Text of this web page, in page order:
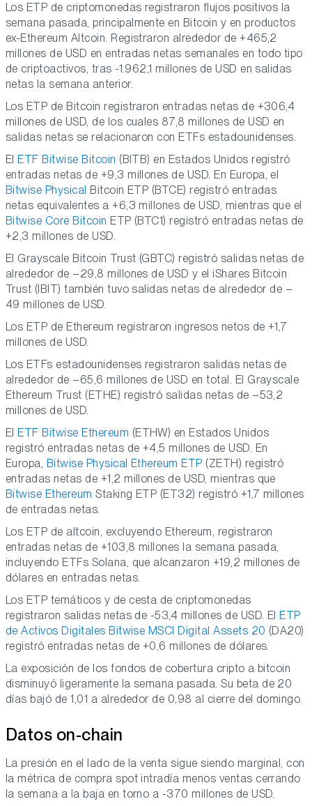
Los ETP de criptomonedas registraron flujos positivos la
semana pasada, principalmente en Bitcoin y en productos
ex-Ethereum Altcoin. Registraron alrededor de +465,2
millones de USD en entradas netas semanales en todo tipo
de criptoactivos, tras -1.962,1 millones de USD en salidas
netas la semana anterior.
Los ETP de Bitcoin registraron entradas netas de +306,4
millones de USD, de los cuales 87,8 millones de USD en
salidas netas se relacionaron con ETFs estadounidenses.
El ETF Bitwise Bitcoin (BITB) en Estados Unidos registró
entradas netas de +9,3 millones de USD. En Europa, el
Bitwise Physical Bitcoin ETP (BTCE) registró entradas
netas equivalentes a +6,3 millones de USD, mientras que el
Bitwise Core Bitcoin ETP (BTC1) registró entradas netas de
+2,3 millones de USD.
El Grayscale Bitcoin Trust (GBTC) registró salidas netas de
alrededor de –29,8 millones de USD y el iShares Bitcoin
Trust (IBIT) también tuvo salidas netas de alrededor de –
49 millones de USD.
Los ETP de Ethereum registraron ingresos netos de +1,7
millones de USD.
Los ETFs estadounidenses registraron salidas netas de
alrededor de –65,6 millones de USD en total. El Grayscale
Ethereum Trust (ETHE) registró salidas netas de –53,2
millones de USD.
El ETF Bitwise Ethereum (ETHW) en Estados Unidos
registró entradas netas de +4,5 millones de USD. En
Europa, Bitwise Physical Ethereum ETP (ZETH) registró
entradas netas de +1,2 millones de USD, mientras que
Bitwise Ethereum Staking ETP (ET32) registró +1,7 millones
de entradas netas.
Los ETP de altcoin, excluyendo Ethereum, registraron
entradas netas de +103,8 millones la semana pasada,
incluyendo ETFs Solana, que alcanzaron +19,2 millones de
dólares en entradas netas.
Los ETP temáticos y de cesta de criptomonedas
registraron salidas netas de -53,4 millones de USD. El ETP
de Activos Digitales Bitwise MSCI Digital Assets 20 (DA20)
registró entradas netas de +0,6 millones de dólares.
La exposición de los fondos de cobertura cripto a bitcoin
disminuyó ligeramente la semana pasada. Su beta de 20
días bajó de 1,01 a alrededor de 0,98 al cierre del domingo.
Datos on-chain
La presión en el lado de la venta sigue siendo marginal, con
la métrica de compra spot intradía menos ventas cerrando
la semana a la baja en torno a -370 millones de USD.